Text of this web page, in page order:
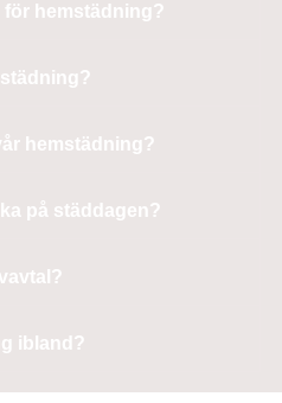
för hemstädning?
hemstädning?
på städdagen?
ibland?